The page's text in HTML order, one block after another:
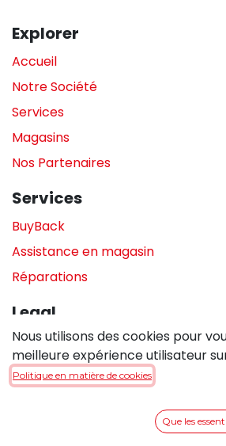
Explorer
Accueil
Notre Société
Services
Magasins
Nos Partenaires
Services
BuyBack
Assistance en magasin
Réparations
Legal
Politique de confidentialité
Politique de cookies
Conditions générales de vente
Nous utilisons des cookies pour
meilleure expérience utilisateur
Politique en matière de cookies
Que les